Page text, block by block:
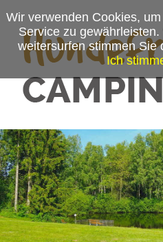
Wir verwenden Cookies,
Service zu
weitersurfen stimmen Sie
Ich